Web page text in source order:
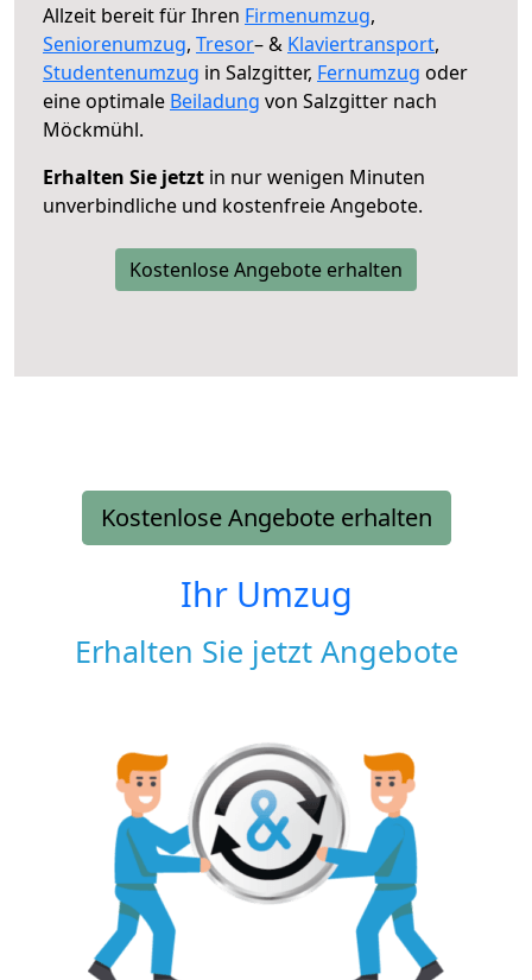
Allzeit bereit für Ihren Firmenumzug,
Seniorenumzug, Tresor– & Klaviertransport,
Studentenumzug in Salzgitter, Fernumzug oder
eine optimale Beiladung von Salzgitter nach
Möckmühl.
Erhalten Sie jetzt in nur wenigen Minuten
unverbindliche und kostenfreie Angebote.
Kostenlose Angebote erhalten
Kostenlose Angebote erhalten
Ihr Umzug
Erhalten Sie jetzt Angebote